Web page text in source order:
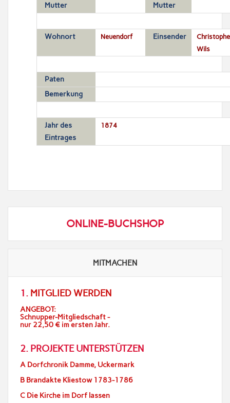
Mutter
Mutter
Wohnort Neuendorf Einsender
Wils
Paten
Bemerkung
Jahr des
Eintrages
1874
ONLINE-BUCHSHOP
MITMACHEN
1. MITGLIED WERDEN
ANGEBOT:
Schnupper-Mitgliedschaft -
nur 22,50 € im ersten Jahr.
2. PROJEKTE UNTERSTÜTZEN
A Dorfchronik Damme, Uckermark
B Brandakte Kliestow 1783-1786
C Die Kirche im Dorf lassen